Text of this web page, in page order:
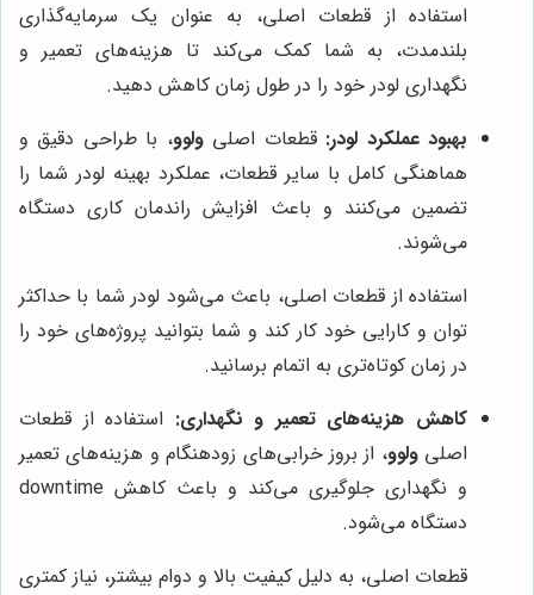
استفاده از قطعات اصلی، به عنوان یک سرمایه‌گذاری
بلندمدت، به شما کمک می‌کند تا هزینه‌های تعمیر و
نگهداری لودر خود را در طول زمان کاهش دهید.
بهبود عملکرد لودر: قطعات اصلیولوو، با طراحی دقیق و
هماهنگی کامل با سایر قطعات، عملکرد بهینه لودر شما را
تضمین می‌کنند و باعث افزایش راندمان کاری دستگاه
می‌شوند.
استفاده از قطعات اصلی، باعث می‌شود لودر شما با حداکثر
توان و کارایی خود کار کند و شما بتوانید پروژه‌های خود را
در زمان کوتاه‌تری به اتمام برسانید.
کاهش هزینه‌های تعمیر و نگهداری: استفاده از قطعات
اصلیولوو، از بروز خرابی‌های زودهنگام و هزینه‌های تعمیر
و نگهداری جلوگیری می‌کند و باعث کاهش downtime
دستگاه می‌شود.
قطعات اصلی، به دلیل کیفیت بالا و دوام بیشتر، نیاز کمتری